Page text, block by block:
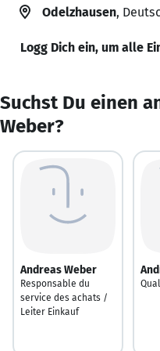
Odelzhausen,
Logg Dich ein, um alle
Suchst Du einen
Weber?
Andreas Weber
Responsable du
service des achats /
Leiter Einkauf